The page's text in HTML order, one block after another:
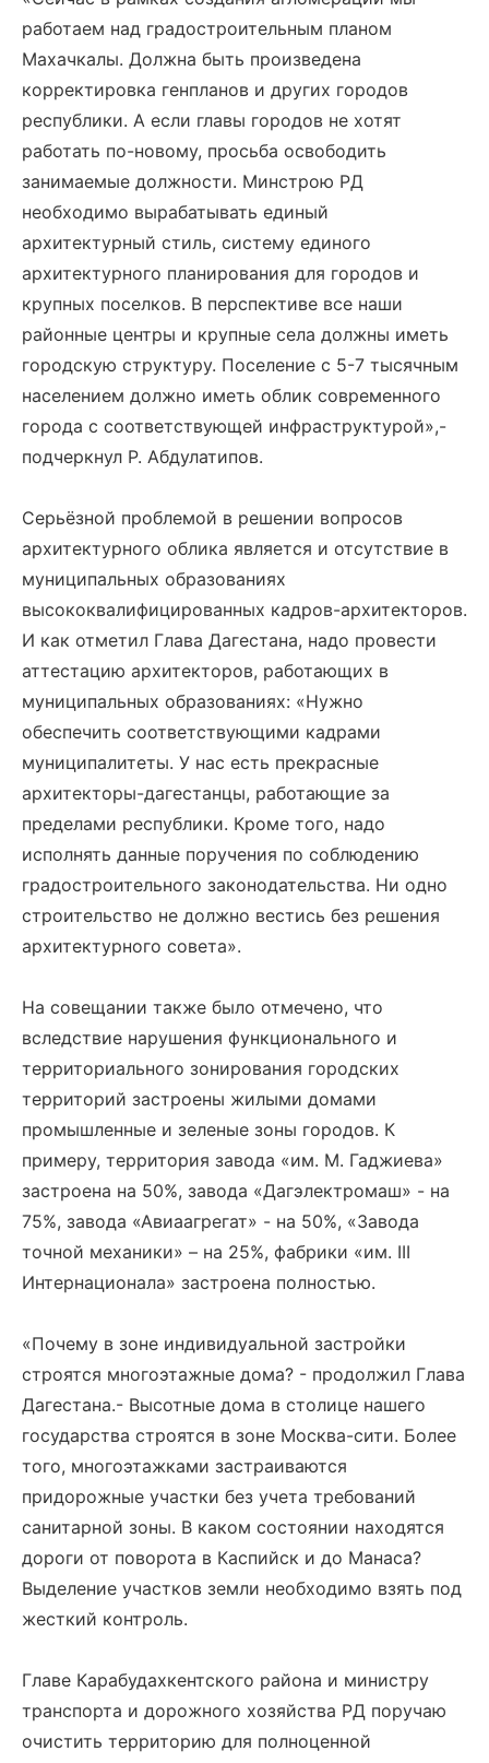
работаем над градостроительным планом
Махачкалы. Должна быть произведена
корректировка генпланов и других городов
республики. А если главы городов не хотят
работать по-новому, просьба освободить
занимаемые должности. Минстрою РД
необходимо вырабатывать единый
архитектурный стиль, систему единого
архитектурного планирования для городов и
крупных поселков. В перспективе все наши
районные центры и крупные села должны иметь
городскую структуру. Поселение с 5-7 тысячным
населением должно иметь облик современного
города с соответствующей инфраструктурой»,-
подчеркнул Р. Абдулатипов.
Серьёзной проблемой в решении вопросов
архитектурного облика является и отсутствие в
муниципальных образованиях
высококвалифицированных кадров-архитекторов.
И как отметил Глава Дагестана, надо провести
аттестацию архитекторов, работающих в
муниципальных образованиях: «Нужно
обеспечить соответствующими кадрами
муниципалитеты. У нас есть прекрасные
архитекторы-дагестанцы, работающие за
пределами республики. Кроме того, надо
исполнять данные поручения по соблюдению
градостроительного законодательства. Ни одно
строительство не должно вестись без решения
архитектурного совета».
На совещании также было отмечено, что
вследствие нарушения функционального и
территориального зонирования городских
территорий застроены жилыми домами
промышленные и зеленые зоны городов. К
примеру, территория завода «им. М. Гаджиева»
застроена на 50%, завода «Дагэлектромаш» - на
75%, завода «Авиаагрегат» - на 50%, «Завода
точной механики» – на 25%, фабрики «им. III
Интернационала» застроена полностью.
«Почему в зоне индивидуальной застройки
строятся многоэтажные дома? - продолжил Глава
Дагестана.- Высотные дома в столице нашего
государства строятся в зоне Москва-сити. Более
того, многоэтажками застраиваются
придорожные участки без учета требований
санитарной зоны. В каком состоянии находятся
дороги от поворота в Каспийск и до Манаса?
Выделение участков земли необходимо взять под
жесткий контроль.
Главе Карабудахкентского района и министру
транспорта и дорожного хозяйства РД поручаю
очистить территорию для полноценной